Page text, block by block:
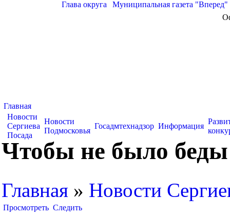
Глава округа Муниципальная газета "Вперед"
Главная
Новости
Сергиева
Посада
Новости
Подмосковья
Госадмтехнадзор Информация
Чтобы не было беды
Главная » Новости
Просмотреть Следить